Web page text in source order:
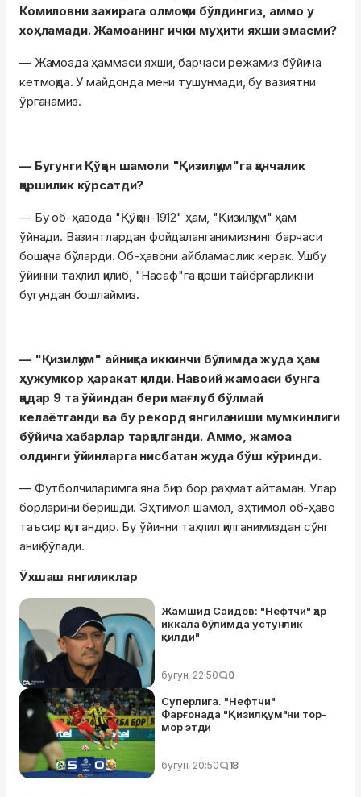
Комиловни захирага олмоқчи бўлдингиз, аммо у
хоҳламади. Жамоанинг ички муҳити яхши эмасми?
— Жамоада ҳаммаси яхши, барчаси режамиз бўйича
кетмоқда. У майдонда мени тушунмади, бу вазиятни
ўрганамиз.
— Бугунги Қўқон шамоли "Қизилқум"га қанчалик
қаршилик кўрсатди?
— Бу об-ҳавода "Қўқон-1912" ҳам, "Қизилқум" ҳам
ўйнади. Вазиятлардан фойдаланганимизнинг барчаси
бошқача бўларди. Об-ҳавони айбламаслик керак. Ушбу
ўйинни таҳлил қилиб, "Насаф"га қарши тайёргарликни
бугундан бошлаймиз.
— "Қизилқум" айниқса иккинчи бўлимда жуда ҳам
ҳужумкор ҳаракат қилди. Навоий жамоаси бунга
қадар 9 та ўйиндан бери мағлуб бўлмай
келаётганди ва бу рекорд янгиланиши мумкинлиги
бўйича хабарлар тарқалганди. Аммо, жамоа
олдинги ўйинларга нисбатан жуда бўш кўринди.
— Футболчиларимга яна бир бор раҳмат айтаман. Улар
борларини беришди. Эҳтимол шамол, эҳтимол об-ҳаво
таъсир қилгандир. Бу ўйинни таҳлил қилганимиздан сўнг
аниқ бўлади.
Ўхшаш янгиликлар
Жамшид Саидов: "Нефтчи" ҳар
иккала бўлимда устунлик
қилди"
бугун, 22:50 0
Суперлига. "Нефтчи"
Фарғонада "Қизилқум"ни тор-
мор этди
бугун, 20:50 18